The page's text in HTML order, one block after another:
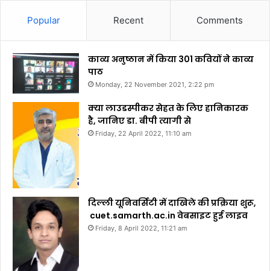
Popular Recent Comments
काव्य अनुष्ठान में किया 301 कवियों ने काव्य
पाठ
Monday, 22 November 2021, 2:22 pm
क्या लाउडस्पीकर सेहत के लिए हानिकारक
है, जानिए डा. बीपी त्यागी से
Friday, 22 April 2022, 11:10 am
दिल्ली यूनिवर्सिटी में दाखिले की प्रक्रिया शुरू,
cuet.samarth.ac.in वेबसाइट हुई लाइव
Friday, 8 April 2022, 11:21 am